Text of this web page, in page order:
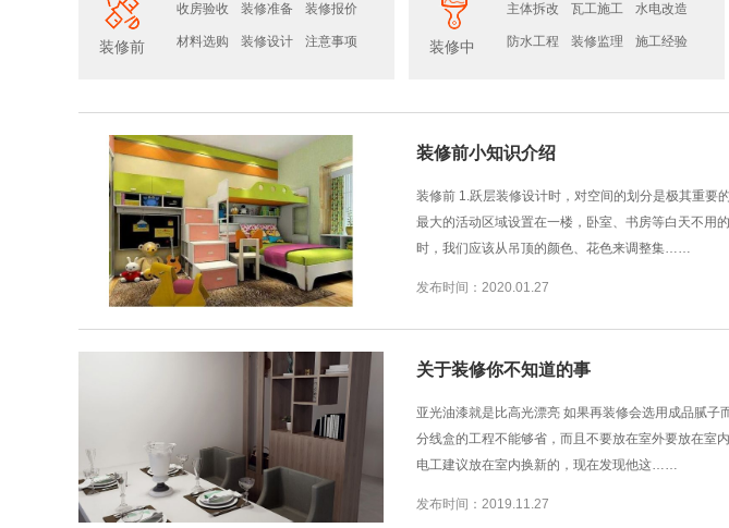
装修前
收房验收 装修准备 装修报价
材料选购 装修设计 注意事项 装修中
主体拆改 瓦工施工 水电改造
防水工程 装修监理 施工经验
装修前小知识介绍
装修前 1.跃层装修设计时，对空间的划分是极其重要
最大的活动区域设置在一楼，卧室、书房等白天不用
时，我们应该从吊顶的颜色、花色来调整集……
发布时间：2020.01.27
关于装修你不知道的事
亚光油漆就是比高光漂亮 如果再装修会选用成品腻子
分线盒的工程不能够省，而且不要放在室外要放在室
电工建议放在室内换新的，现在发现他这……
发布时间：2019.11.27